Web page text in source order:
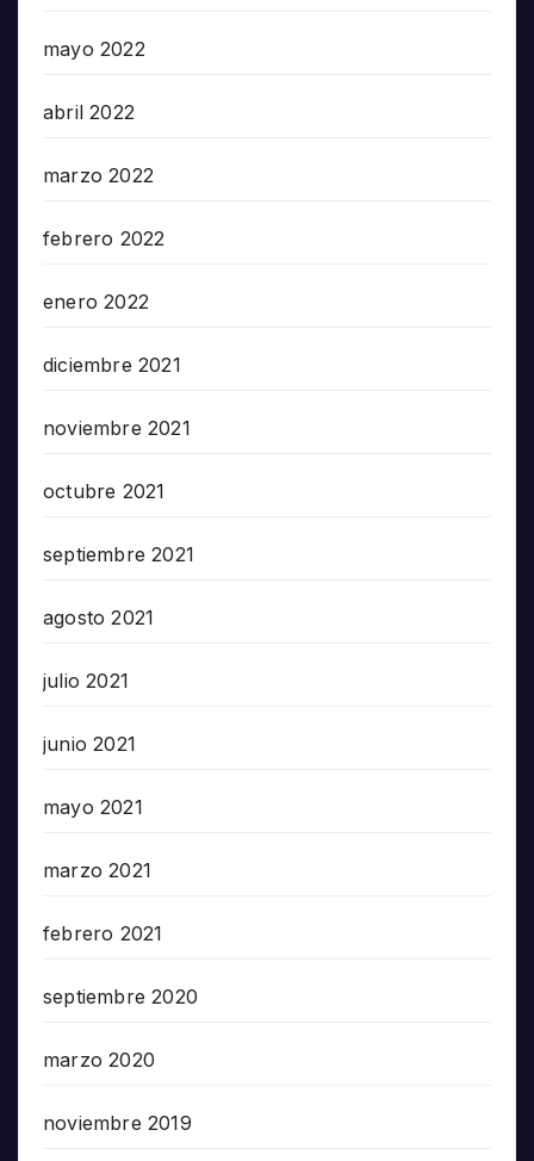
mayo 2022
abril 2022
marzo 2022
febrero 2022
enero 2022
diciembre 2021
noviembre 2021
octubre 2021
septiembre 2021
agosto 2021
julio 2021
junio 2021
mayo 2021
marzo 2021
febrero 2021
septiembre 2020
marzo 2020
noviembre 2019